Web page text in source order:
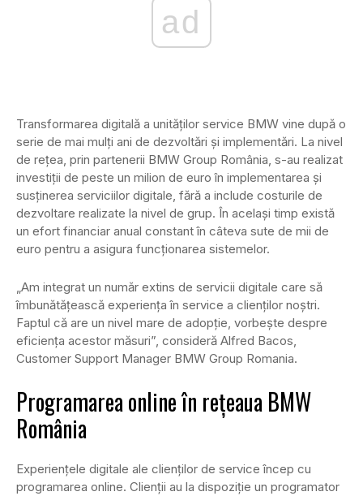
ad
Transformarea digitală a unităților service BMW vine după o
serie de mai mulţi ani de dezvoltări şi implementări. La nivel
de reţea, prin partenerii BMW Group România, s-au realizat
investiţii de peste un milion de euro în implementarea şi
susţinerea serviciilor digitale, fără a include costurile de
dezvoltare realizate la nivel de grup. În acelaşi timp există
un efort financiar anual constant în câteva sute de mii de
euro pentru a asigura funcţionarea sistemelor.
„Am integrat un număr extins de servicii digitale care să
îmbunătăţească experienţa în service a clienţilor noştri.
Faptul că are un nivel mare de adopţie, vorbeşte despre
eficienţa acestor măsuri”, consideră Alfred Bacos,
Customer Support Manager BMW Group Romania.
Programarea online în rețeaua BMW
România
Experiențele digitale ale clienților de service încep cu
programarea online. Clienţii au la dispoziţie un programator